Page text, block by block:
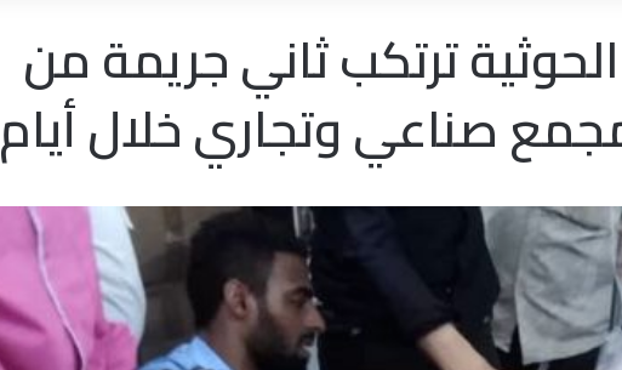
ترتكب ثاني جريمة من
صناعي وتجاري خلال أيام